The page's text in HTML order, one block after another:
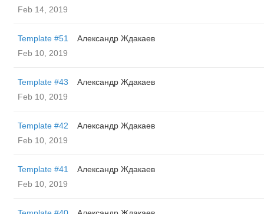
Feb 14, 2019
Template #51
Александр Ждакаев
Feb 10, 2019
Template #43
Александр Ждакаев
Feb 10, 2019
Template #42
Александр Ждакаев
Feb 10, 2019
Template #41
Александр Ждакаев
Feb 10, 2019